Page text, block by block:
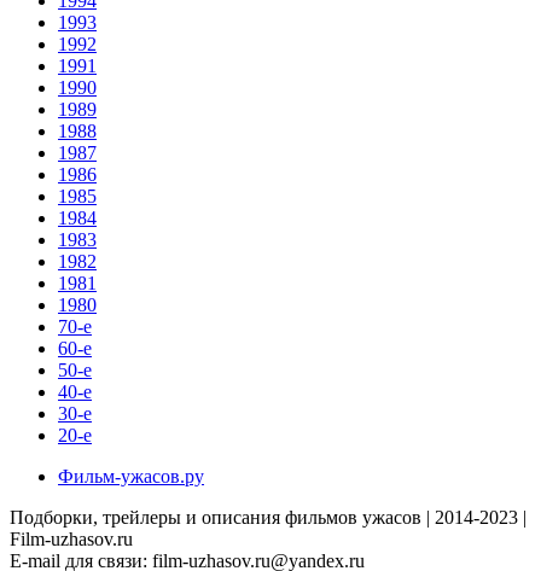
1993
1992
1991
1990
1989
1988
1987
1986
1985
1984
1983
1982
1981
1980
70-е
60-е
50-е
40-е
30-е
20-е
Фильм-ужасов.ру
Подборки, трейлеры и описания фильмов ужасов | 2014-2023 |
Film-uzhasov.ru
E-mail для связи: film-uzhasov.ru@yandex.ru